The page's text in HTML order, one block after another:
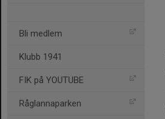
Bli medlem
Klubb 1941
FIK på YOUTUBE
Råglannaparken